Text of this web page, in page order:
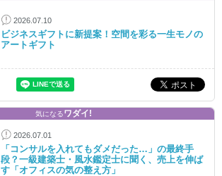
2026.07.10
ビジネスギフトに新提案！空間を彩る一生モノの
アートギフト
気になるワダイ!
2026.07.01
「コンサルを入れてもダメだった…」の最終手
段？一級建築士・風水鑑定士に聞く、売上を伸ば
す「オフィスの気の整え方」